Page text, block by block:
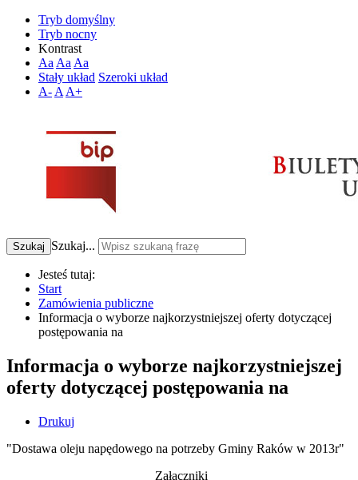
Tryb domyślny
Tryb nocny
Kontrast
Aa Aa Aa
Stały układ Szeroki układ
A- A A+
Szukaj Szukaj...
Jesteś tutaj:
Start
Zamówienia publiczne
Informacja o wyborze najkorzystniejszej oferty dotyczącej
postępowania na
Informacja o wyborze najkorzystniejszej
oferty dotyczącej postępowania na
Drukuj
"Dostawa oleju napędowego na potrzeby Gminy Raków w 2013r"
Załączniki